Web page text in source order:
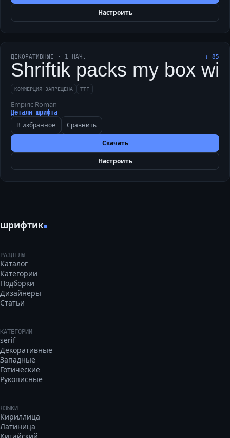
Настроить
ДЕКОРАТИВНЫЕ · 1 НАЧ. ↓ 85
Shriftik packs my box
КОММЕРЦИЯ ЗАПРЕЩЕНА TTF
Empiric Roman
Детали шрифта
В избранное Сравнить
Скачать
Настроить
шрифтик
РАЗДЕЛЫ
Каталог
Категории
Подборки
Дизайнеры
Статьи
КАТЕГОРИИ
serif
Декоративные
Западные
Готические
Рукописные
ЯЗЫКИ
Кириллица
Латиница